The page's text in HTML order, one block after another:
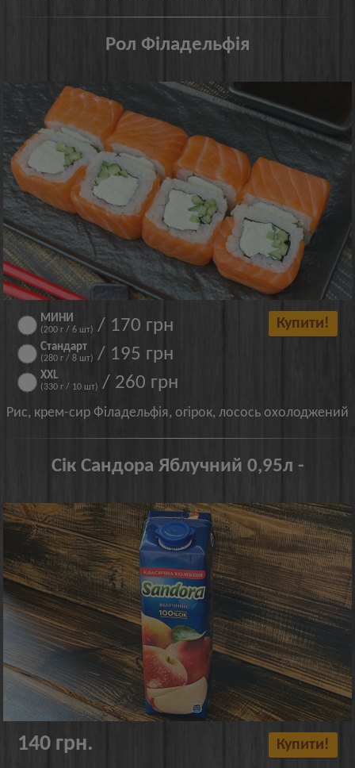
Рол Філадельфія
МИНИ
(200 г / 6 шт) / 170 грн
Стандарт
(280 г / 8 шт) / 195 грн
XXL
(330 г / 10 шт) / 260 грн
Купити!
Рис, крем-сир Філадельфія, огірок, лосось охолоджений
Сік Сандора Яблучний 0,95л -
140 грн. Купити!